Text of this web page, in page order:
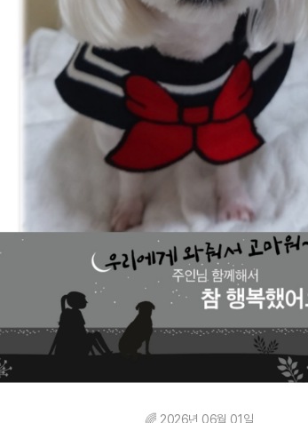
🌈 2026년 06월 01일